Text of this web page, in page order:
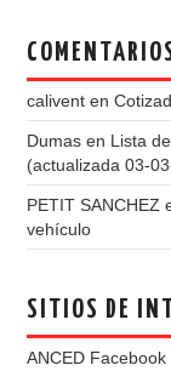
calivent en
Dumas en Lista
(actualizada 03-
PETIT SANCHEZ
vehículo
SITIOS DE
ANCED Facebook